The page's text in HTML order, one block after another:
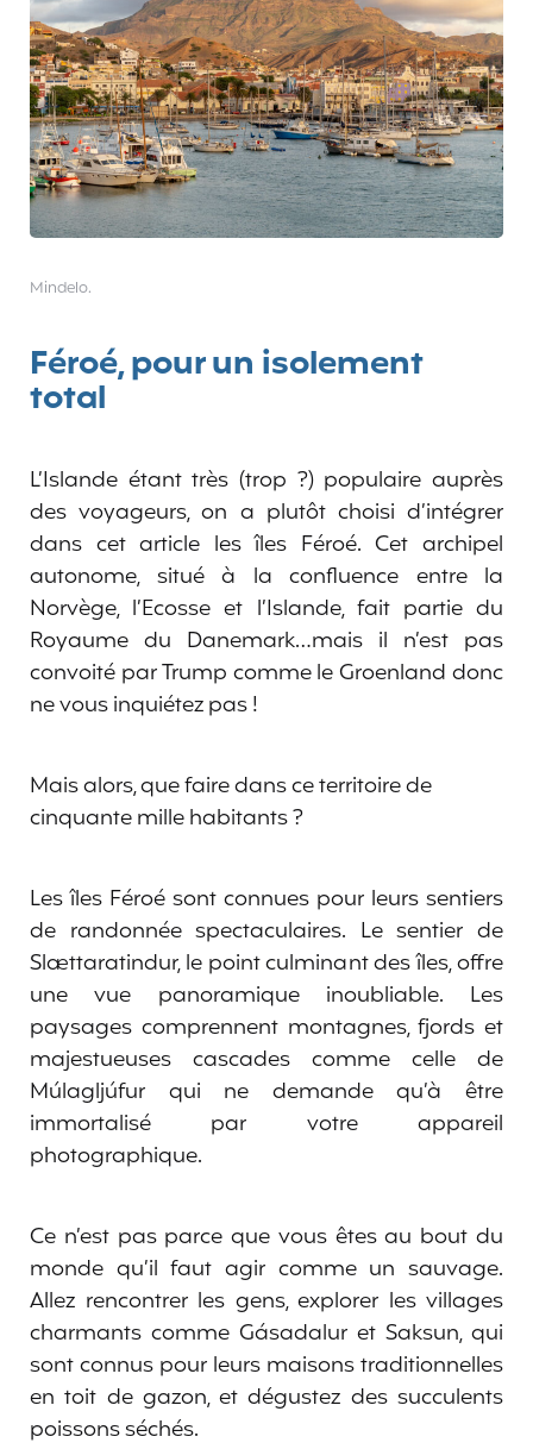
Mindelo.
Féroé, pour un isolement
total
L’Islande étant très (trop ?) populaire auprès
des voyageurs, on a plutôt choisi d’intégrer
dans cet article les îles Féroé. Cet archipel
autonome, situé à la confluence entre la
Norvège, l’Ecosse et l’Islande, fait partie du
Royaume du Danemark…mais il n’est pas
convoité par Trump comme le Groenland donc
ne vous inquiétez pas !
Mais alors, que faire dans ce territoire de
cinquante mille habitants ?
Les îles Féroé sont connues pour leurs sentiers
de randonnée spectaculaires. Le sentier de
Slættaratindur, le point culminant des îles, offre
une vue panoramique inoubliable. Les
paysages comprennent montagnes, fjords et
majestueuses cascades comme celle de
Múlagljúfur qui ne demande qu’à être
immortalisé par votre appareil
photographique.
Ce n’est pas parce que vous êtes au bout du
monde qu’il faut agir comme un sauvage.
Allez rencontrer les gens, explorer les villages
charmants comme Gásadalur et Saksun, qui
sont connus pour leurs maisons traditionnelles
en toit de gazon, et dégustez des succulents
poissons séchés.